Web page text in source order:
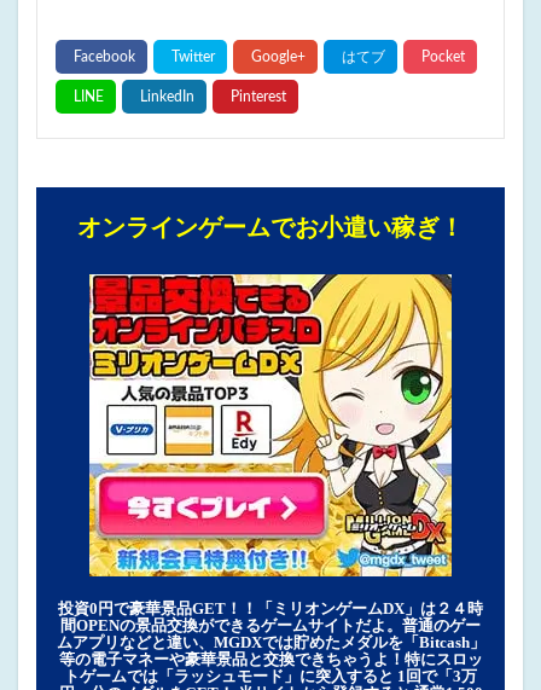
オンラインゲームでお小遣い稼ぎ！
投資0円で豪華景品GET！！「ミリオンゲームDX」は２４時
間OPENの景品交換ができるゲームサイトだよ。普通のゲー
ムアプリなどと違い、MGDXでは貯めたメダルを「Bitcash」
等の電子マネーや豪華景品と交換できちゃうよ！特にスロッ
トゲームでは「ラッシュモード」に突入すると 1回で「3万